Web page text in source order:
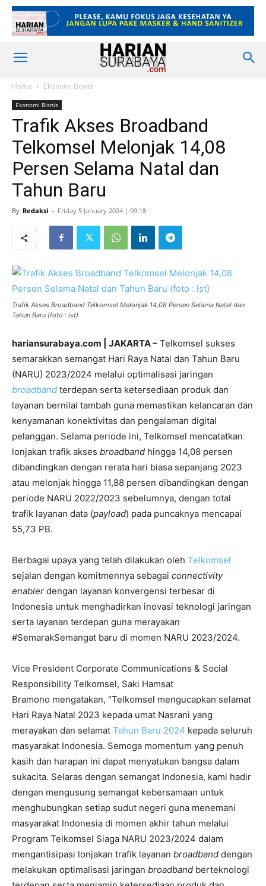
Home Ekonomi Bisnis
Ekonomi Bisnis
Trafik Akses Broadband
Telkomsel Melonjak 14,08
Persen Selama Natal dan
Tahun Baru
By Redaksi - Friday 5 January 2024 | 09:18
Trafik Akses Broadband Telkomsel Melonjak 14,08 Persen Selama Natal dan
Tahun Baru (foto : ist)
hariansurabaya.com | JAKARTA – Telkomsel sukses
semarakkan semangat Hari Raya Natal dan Tahun Baru
(NARU) 2023/2024 melalui optimalisasi jaringan
broadband terdepan serta ketersediaan produk dan
layanan bernilai tambah guna memastikan kelancaran dan
kenyamanan konektivitas dan pengalaman digital
pelanggan. Selama periode ini, Telkomsel mencatatkan
lonjakan trafik akses broadband hingga 14,08 persen
dibandingkan dengan rerata hari biasa sepanjang 2023
atau melonjak hingga 11,88 persen dibandingkan dengan
periode NARU 2022/2023 sebelumnya, dengan total
trafik layanan data (payload) pada puncaknya mencapai
55,73 PB.
Berbagai upaya yang telah dilakukan oleh Telkomsel
sejalan dengan komitmennya sebagai connectivity
enabler dengan layanan konvergensi terbesar di
Indonesia untuk menghadirkan inovasi teknologi jaringan
serta layanan terdepan guna merayakan
#SemarakSemangat baru di momen NARU 2023/2024.
Vice President Corporate Communications & Social
Responsibility Telkomsel, Saki Hamsat
Bramono mengatakan, “Telkomsel mengucapkan selamat
Hari Raya Natal 2023 kepada umat Nasrani yang
merayakan dan selamat Tahun Baru 2024 kepada seluruh
masyarakat Indonesia. Semoga momentum yang penuh
kasih dan harapan ini dapat menyatukan bangsa dalam
sukacita. Selaras dengan semangat Indonesia, kami hadir
dengan mengusung semangat kebersamaan untuk
menghubungkan setiap sudut negeri guna menemani
masyarakat Indonesia di momen akhir tahun melalui
Program Telkomsel Siaga NARU 2023/2024 dalam
mengantisipasi lonjakan trafik layanan broadband dengan
melakukan optimalisasi jaringan broadband berteknologi